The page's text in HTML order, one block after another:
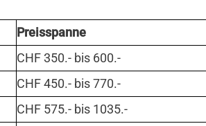
Preisspanne
CHF 350.- bis 600.-
CHF 450.- bis 770.-
CHF 575.- bis 1035.-